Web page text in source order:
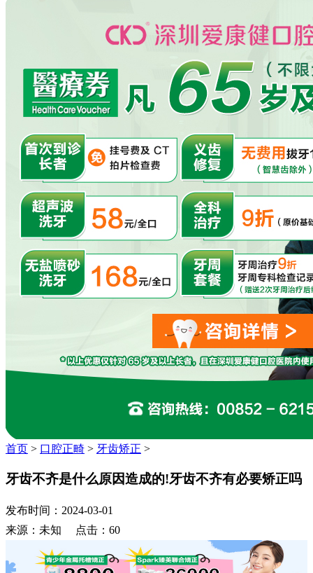
首页 > 口腔正畸 > 牙齿矫正 >
牙齿不齐是什么原因造成的!牙齿不齐有必要矫正吗
发布时间：2024-03-01
来源：未知 点击：60